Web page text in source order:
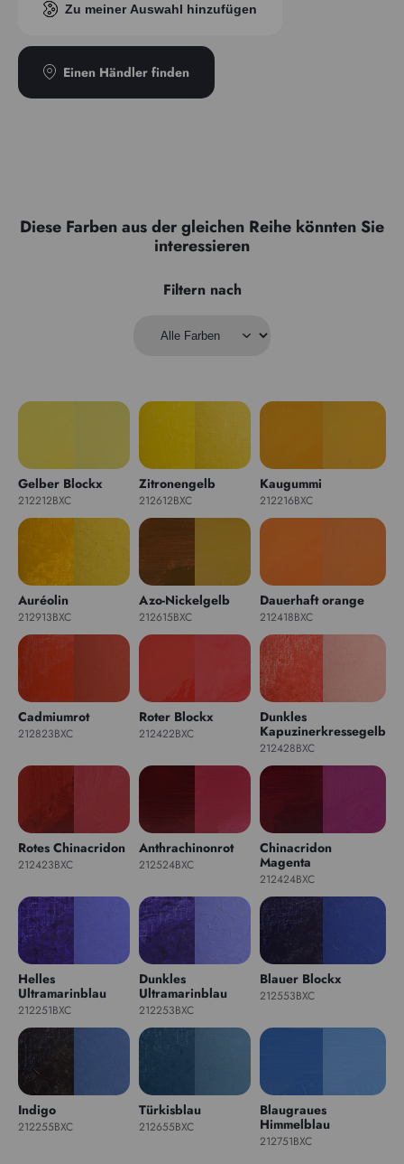
Zu meiner Auswahl hinzufügen
Einen Händler finden
Diese Farben aus der gleichen Reihe könnten Sie
interessieren
Filtern nach
Gelber Blockx
212212BXC
Zitronengelb
212612BXC
Kaugummi
212216BXC
Auréolin
212913BXC
Azo-Nickelgelb
212615BXC
Dauerhaft orange
212418BXC
Cadmiumrot
212823BXC
Roter Blockx
212422BXC
Dunkles
Kapuzinerkressegelb
212428BXC
Rotes Chinacridon
212423BXC
Anthrachinonrot
212524BXC
Chinacridon
Magenta
212424BXC
Helles
Ultramarinblau
212251BXC
Dunkles
Ultramarinblau
212253BXC
Blauer Blockx
212553BXC
Indigo
212255BXC
Türkisblau
212655BXC
Blaugraues
Himmelblau
212751BXC